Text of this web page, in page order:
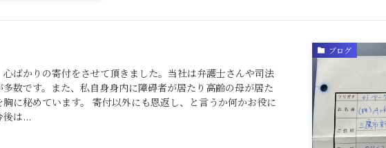
ブログ
ばかりの寄付をさせて頂きました。当社は弁護士さんや司法
数です。また、私自身身内に障碍者が居たり高齢の母が居た
に秘めています。 寄付以外にも恩返し、と言うか何かお役に
後は...